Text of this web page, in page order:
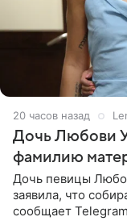
20 часов назад
Дочь Любови
фамилию
Дочь певицы
заявила, что
сообщает